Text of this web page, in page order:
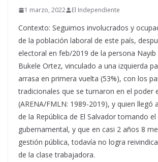
1 marzo, 2022 El Independiente
Contexto: Seguimos involucrados y
de la población laboral de este país,
electoral en feb/2019 de la persona
Bukele Ortez, vinculado a una izquierda
arrasa en primera vuelta (53%), con los
tradicionales que se turnaron en el poder
(ARENA/FMLN: 1989-2019), y quien llegó
de la República de El Salvador tomando
gubernamental, y que en casi 2 años 8
gestión pública, todavía no logra
de la clase trabajadora.